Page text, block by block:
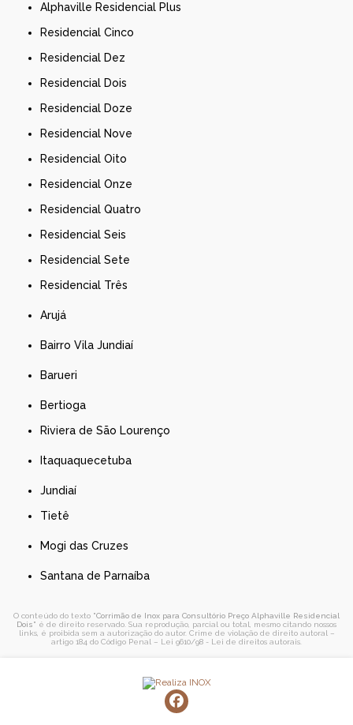
Alphaville Residencial Plus
Residencial Cinco
Residencial Dez
Residencial Dois
Residencial Doze
Residencial Nove
Residencial Oito
Residencial Onze
Residencial Quatro
Residencial Seis
Residencial Sete
Residencial Três
Arujá
Bairro Vila Jundiaí
Barueri
Bertioga
Riviera de São Lourenço
Itaquaquecetuba
Jundiaí
Tietê
Mogi das Cruzes
Santana de Parnaíba
O conteúdo do texto "Corrimão de Inox para Consultório Preço Alphaville Residencial
Dois" é de direito reservado. Sua reprodução, parcial ou total, mesmo citando nossos
links, é proibida sem a autorização do autor. Crime de violação de direito autoral –
artigo 184 do Código Penal – Lei 9610/98 - Lei de direitos autorais.